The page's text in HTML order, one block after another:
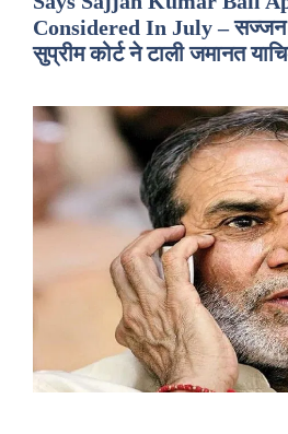
Considered In July – सज्जन
सुप्रीम कोर्ट ने टाली जमानत